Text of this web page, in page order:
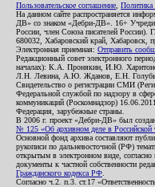
Пользовательское соглашение Политика
На данном сайте распространяется
ДВ» со знаком «Дебри-ДВ». 16+
России, член Союза писателей
680032, Хабаровский край, Хабаровск,
Электронная приемная: Отправить
Редакционный совет электронного
началах): К.А. Пронякин, И.Ю.
Л.Н. Левина, А.Ю. Жданов, Е.Н.
Свидетельство о регистрации СМИ
Федеральной службой по надзору в
коммуникаций (Роскомнадзор)
Федерация, зарубежные страны.
В 2006 г. проект «Дебри-ДВ» был
№ 125 «Об архивном деле в Российской
Основной фонд архива составляют
рукописи по дальневосточной (РФ)
открытым в электронном виде,
документы к частной собственности
Гражданского кодекса РФ
Согласно ч.2. п.3. ст.17